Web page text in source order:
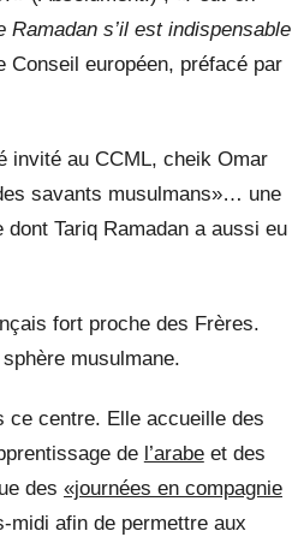
s’il est indispensable
européen, préfacé par
invité au CCML, cheik Omar
savants musulmans»… une
Tariq Ramadan a aussi eu
fort proche des Frères.
musulmane.
ce centre. Elle accueille des
de l’arabeet des
des «journées en compagnie
midi afin de permettre aux